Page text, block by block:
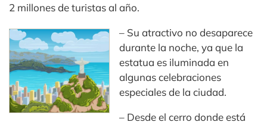
2 millones de turistas al año.
– Su atractivo no desaparece
durante la noche, ya que la
estatua es iluminada en
algunas celebraciones
especiales de la ciudad.
– Desde el cerro donde está